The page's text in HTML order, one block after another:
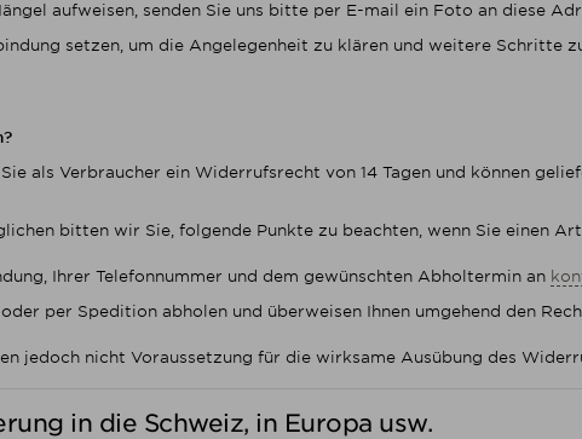
aufweisen, senden Sie uns bitte per E-mail ein Foto an diese
setzen, um die Angelegenheit zu klären und weitere Schritte
als Verbraucher ein Widerrufsrecht von 14 Tagen und können
bitten wir Sie, folgende Punkte zu beachten, wenn Sie einen
Ihrer Telefonnummer und dem gewünschten Abholtermin an
per Spedition abholen und überweisen Ihnen umgehend den
jedoch nicht Voraussetzung für die wirksame Ausübung des
in die Schweiz, in Europa usw.